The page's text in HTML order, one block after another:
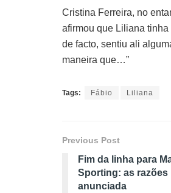
Cristina Ferreira, no
afirmou que Liliana
de facto, sentiu ali
maneira que…”
Tags: Fábio Liliana
Previous Post
Fim da linha para
Sporting: as razões
anunciada